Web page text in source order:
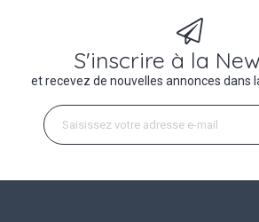
S'inscrire à la
et recevez de nouvelles annonces dans